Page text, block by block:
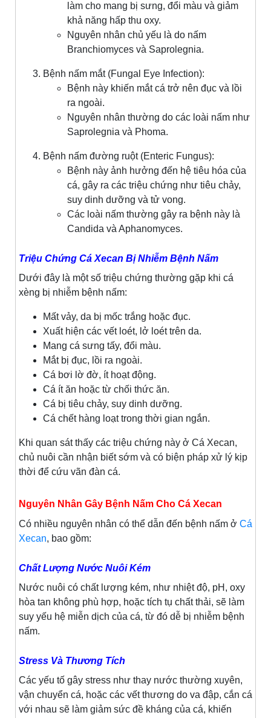
làm cho mang bị sưng, đổi màu và giảm
khả năng hấp thu oxy.
Nguyên nhân chủ yếu là do nấm
Branchiomyces và Saprolegnia.
Bệnh nấm mắt (Fungal Eye Infection):
Bệnh này khiến mắt cá trở nên đục và lồi
ra ngoài.
Nguyên nhân thường do các loài nấm như
Saprolegnia và Phoma.
Bệnh nấm đường ruột (Enteric Fungus):
Bệnh này ảnh hưởng đến hệ tiêu hóa của
cá, gây ra các triệu chứng như tiêu chảy,
suy dinh dưỡng và tử vong.
Các loài nấm thường gây ra bệnh này là
Candida và Aphanomyces.
Triệu Chứng Cá Xecan Bị Nhiễm Bệnh Nấm
Dưới đây là một số triệu chứng thường gặp khi cá
xèng bị nhiễm bệnh nấm:
Mất vảy, da bị mốc trắng hoặc đục.
Xuất hiện các vết loét, lở loét trên da.
Mang cá sưng tấy, đổi màu.
Mắt bị đục, lồi ra ngoài.
Cá bơi lờ đờ, ít hoạt động.
Cá ít ăn hoặc từ chối thức ăn.
Cá bị tiêu chảy, suy dinh dưỡng.
Cá chết hàng loạt trong thời gian ngắn.
Khi quan sát thấy các triệu chứng này ở Cá Xecan,
chủ nuôi cần nhận biết sớm và có biện pháp xử lý kịp
thời để cứu vãn đàn cá.
Nguyên Nhân Gây Bệnh Nấm Cho Cá Xecan
Có nhiều nguyên nhân có thể dẫn đến bệnh nấm ở Cá
Xecan, bao gồm:
Chất Lượng Nước Nuôi Kém
Nước nuôi có chất lượng kém, như nhiệt độ, pH, oxy
hòa tan không phù hợp, hoặc tích tụ chất thải, sẽ làm
suy yếu hệ miễn dịch của cá, từ đó dễ bị nhiễm bệnh
nấm.
Stress Và Thương Tích
Các yếu tố gây stress như thay nước thường xuyên,
vận chuyển cá, hoặc các vết thương do va đập, cắn cá
với nhau sẽ làm giảm sức đề kháng của cá, khiến